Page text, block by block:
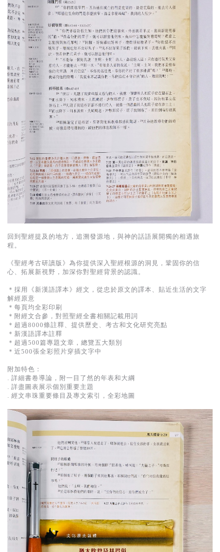
基道 Top 50
回到聖經提及的地方，追溯發源地，與神的話語展開獨的相遇旅
程。
《聖經考古研讀版》為你提供深入聖經根源的洞見，鞏固你的信
心、拓展新視野，加深你對聖經背景的認識。
＊採用《新漢語譯本》經文，從忠於原文的譯本、貼近生活的文字
解經原意
＊每頁均全彩印刷
＊附經文合參，對照聖經全書相關記載用詞
＊超過8000條註釋、提供歷史、考古和文化研究亮點
＊新漢語譯本註釋
＊超過500篇專題文章，總覽五大類別
＊近500張全彩照片穿插文字中
附加特色：
. 詳細書卷導論，附一目了然的年表和大綱
. 詳盡圖表展示個別重要主題
. 經文串珠重要條目及專文索引，全彩地圖